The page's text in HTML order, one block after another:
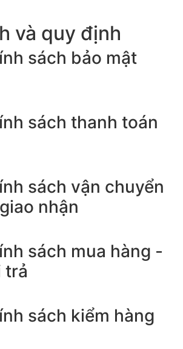
và quy định
sách bảo mật
sách thanh toán
sách vận chuyển
nhận
sách mua hàng -
trả
sách kiểm hàng